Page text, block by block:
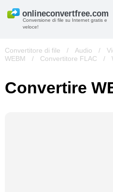
Conversione di file su Internet gratis e
veloce!
Convertitore di file / Audio /
WEBM
/ Convertitore FLAC /
Convertire